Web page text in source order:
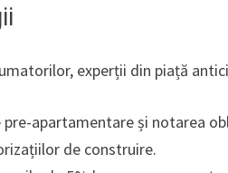
experții din piață
pre-apartamentare și notarea
de construire.